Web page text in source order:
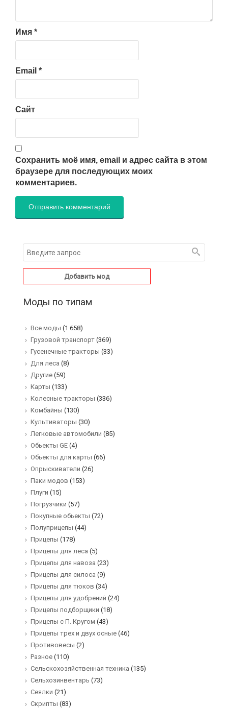
Имя *
Email *
Сайт
Сохранить моё имя, email и адрес сайта в этом
браузере для последующих моих
комментариев.
Добавить мод
Моды по типам
Все моды (1 658)
Грузовой транспорт (369)
Гусенечные тракторы (33)
Для леса (8)
Другие (59)
Карты (133)
Колесные тракторы (336)
Комбайны (130)
Культиваторы (30)
Легковые автомобили (85)
Обьекты GE (4)
Обьекты для карты (66)
Опрыскиватели (26)
Паки модов (153)
Плуги (15)
Погрузчики (57)
Покупные обьекты (72)
Полуприцепы (44)
Прицепы (178)
Прицепы для леса (5)
Прицепы для навоза (23)
Прицепы для силоса (9)
Прицепы для тюков (34)
Прицепы для удобрений (24)
Прицепы подборщики (18)
Прицепы с П. Кругом (43)
Прицепы трех и двух осные (46)
Противовесы (2)
Разное (110)
Сельскохозяйственная техника (135)
Сельхозинвентарь (73)
Сеялки (21)
Скрипты (83)